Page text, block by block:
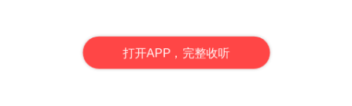
打开APP，完整收听